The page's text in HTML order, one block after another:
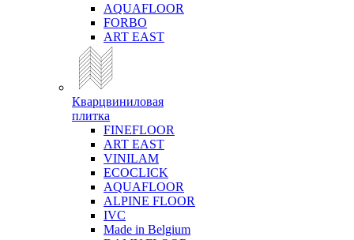
AQUAFLOOR
FORBO
ART EAST
Кварцвиниловая
плитка
FINEFLOOR
ART EAST
VINILAM
ECOCLICK
AQUAFLOOR
ALPINE FLOOR
IVC
Made in Belgium